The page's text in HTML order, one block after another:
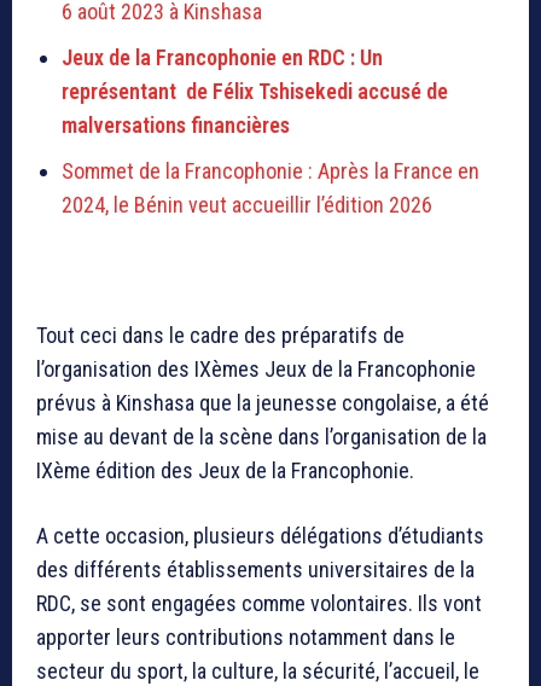
6 août 2023 à Kinshasa
Jeux de la Francophonie en RDC : Un
représentant de Félix Tshisekedi accusé de
malversations financières
Sommet de la Francophonie : Après la France en
2024, le Bénin veut accueillir l’édition 2026
Tout ceci dans le cadre des préparatifs de
l’organisation des IXèmes Jeux de la Francophonie
prévus à Kinshasa que la jeunesse congolaise, a été
mise au devant de la scène dans l’organisation de la
IXème édition des Jeux de la Francophonie.
A cette occasion, plusieurs délégations d’étudiants
des différents établissements universitaires de la
RDC, se sont engagées comme volontaires. Ils vont
apporter leurs contributions notamment dans le
secteur du sport, la culture, la sécurité, l’accueil, le